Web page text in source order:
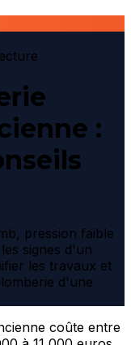
:
pression faible
signes d'un
les travaux et
d'une
coûte entre